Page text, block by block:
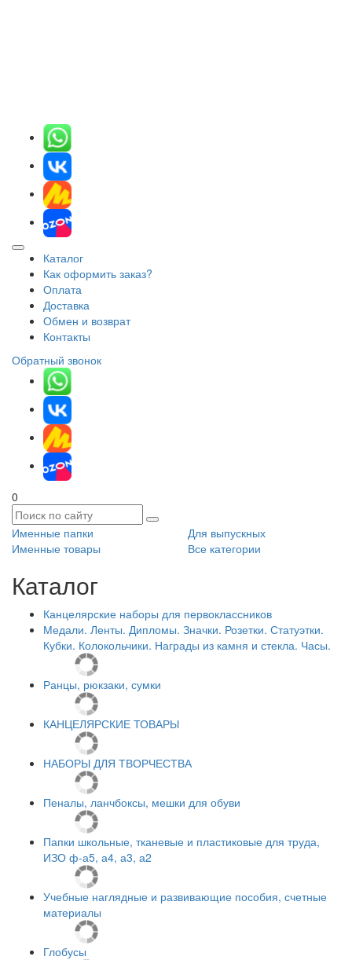
Каталог
Как оформить заказ?
Оплата
Доставка
Обмен и возврат
Контакты
Обратный звонок
0
Именные папки
Для выпускных
Именные товары
Все категории
Каталог
Канцелярские наборы для первоклассников
Медали. Ленты. Дипломы. Значки. Розетки. Статуэтки.
Кубки. Колокольчики. Награды из камня и стекла. Часы.
Ранцы, рюкзаки, сумки
КАНЦЕЛЯРСКИЕ ТОВАРЫ
НАБОРЫ ДЛЯ ТВОРЧЕСТВА
Пеналы, ланчбоксы, мешки для обуви
Папки школьные, тканевые и пластиковые для труда,
ИЗО ф-а5, а4, а3, а2
Учебные наглядные и развивающие пособия, счетные
материалы
Глобусы